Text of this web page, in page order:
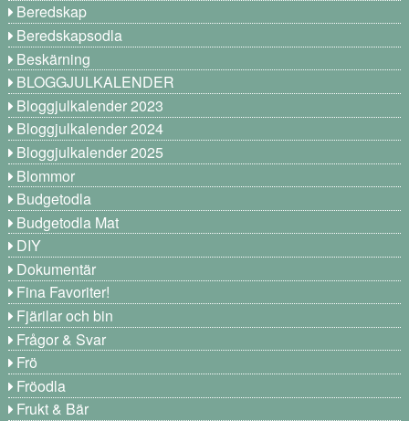
Beredskap
Beredskapsodla
Beskärning
BLOGGJULKALENDER
Bloggjulkalender 2023
Bloggjulkalender 2024
Bloggjulkalender 2025
Blommor
Budgetodla
Budgetodla Mat
DIY
Dokumentär
Fina Favoriter!
Fjärilar och bin
Frågor & Svar
Frö
Fröodla
Frukt & Bär